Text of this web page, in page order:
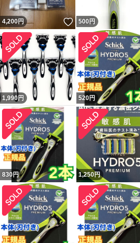
4,200円 いいね！
500 円
1,990円 520円
830円 1,250円